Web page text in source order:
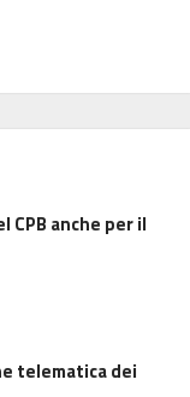
CPB anche per il
telematica dei